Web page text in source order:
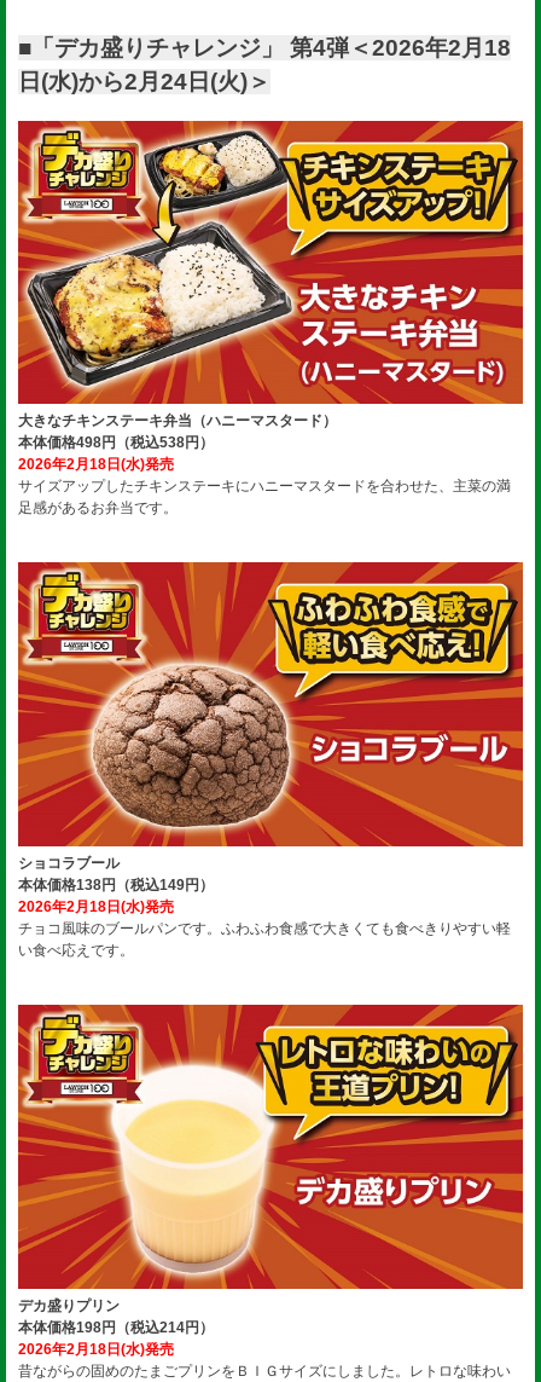
■「デカ盛りチャレンジ」 第4弾＜2026年2月18
日(水)から2月24日(火)＞
大きなチキンステーキ弁当（ハニーマスタード）
本体価格498円（税込538円）
2026年2月18日(水)発売
サイズアップしたチキンステーキにハニーマスタードを合わせた、主菜の満
足感があるお弁当です。
ショコラブール
本体価格138円（税込149円）
2026年2月18日(水)発売
チョコ風味のブールパンです。ふわふわ食感で大きくても食べきりやすい軽
い食べ応えです。
デカ盛りプリン
本体価格198円（税込214円）
2026年2月18日(水)発売
昔ながらの固めのたまごプリンをＢＩＧサイズにしました。レトロな味わい